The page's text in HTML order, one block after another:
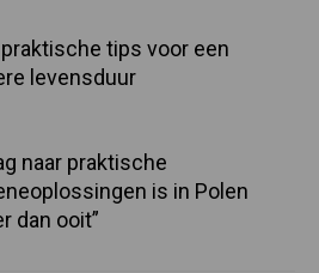
tips voor een
levensduur
naar praktische
is in Polen
dan ooit”